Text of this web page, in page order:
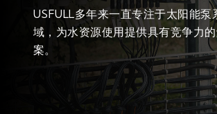
USFULL多年来一直专注于太阳能泵
域，为水资源使用提供具有竞争力
案。